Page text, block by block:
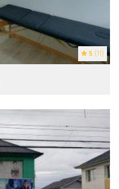
5 (11)